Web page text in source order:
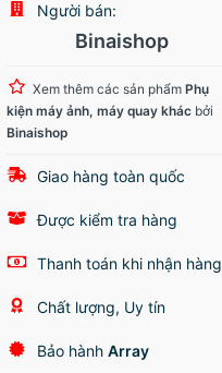
Người bán:
Binaishop
Xem thêm các sản phẩmPhụ
kiện máy ảnh, máy quay khác bởi
Binaishop
Giao hàng toàn quốc
Được kiểm tra hàng
Thanh toán khi nhận hàng
Chất lượng, Uy tín
Bảo hànhArray